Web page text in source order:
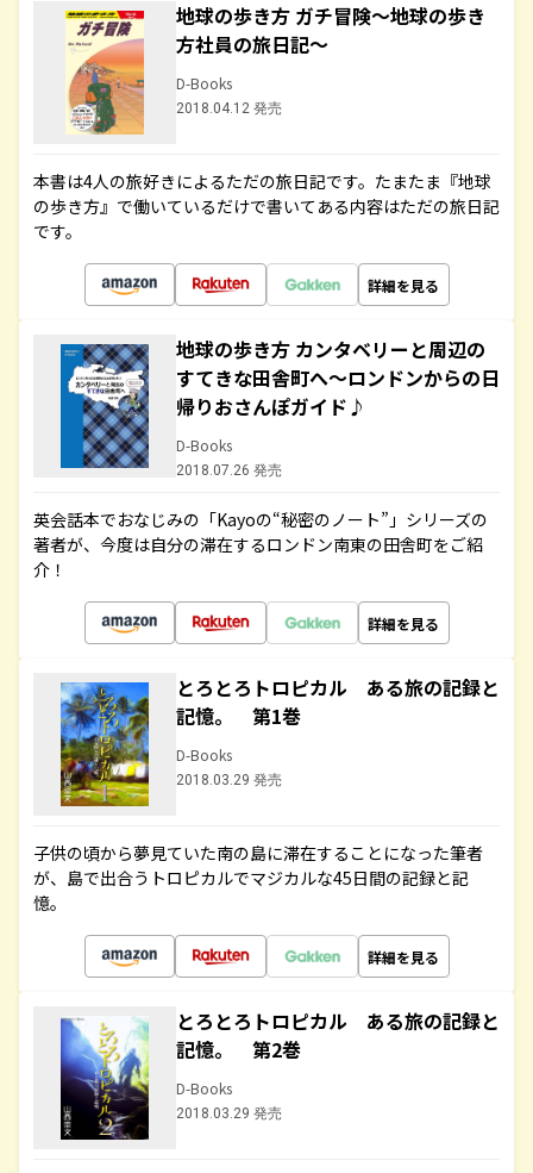
地球の歩き方 ガチ冒険～地球の歩き
方社員の旅日記～
D-Books
2018.04.12 発売
本書は4人の旅好きによるただの旅日記です。たまたま『地球
の歩き方』で働いているだけで書いてある内容はただの旅日記
です。
詳細を見る
地球の歩き方 カンタベリーと周辺の
すてきな田舎町へ～ロンドンからの日
帰りおさんぽガイド♪
D-Books
2018.07.26 発売
英会話本でおなじみの「Kayoの“秘密のノート”」シリーズの
著者が、今度は自分の滞在するロンドン南東の田舎町をご紹
介！
詳細を見る
とろとろトロピカル ある旅の記録と
記憶。 第1巻
D-Books
2018.03.29 発売
子供の頃から夢見ていた南の島に滞在することになった筆者
が、島で出合うトロピカルでマジカルな45日間の記録と記
憶。
詳細を見る
とろとろトロピカル ある旅の記録と
記憶。 第2巻
D-Books
2018.03.29 発売